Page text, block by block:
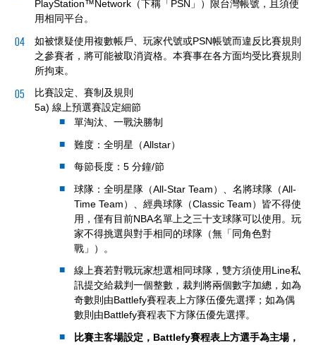
PlayStation™Network（下稱「PSN」）限台灣帳號，且須使
用相同平台。
如被懷疑使用複數帳戶、玩家代號或PSN帳號而違反比賽規則
之參賽者，將可能被取消資格。本賽事在各方面均受比賽規則
所拘束。
比賽設定、賽制及規則
5a) 線上預選賽設定細節
單淘汰、一戰決勝制
難度：全明星（Allstar）
每節長度：5 分鐘/節
球隊：全明星隊（All-Star Team）、名將球隊（All-
Time Team）、經典球隊（Classic Team）皆不得使
用，僅有目前NBA名單上之三十支球隊可以使用。玩
家不得挑選與對手相同的球隊（無「同角色對
戰」）。
線上賽若對戰玩家想選相同球隊，雙方須使用Line私
訊提交給裁判一個整數，裁判將兩個數字加總，如為
奇數則由Battlefy賽程表上方隊伍優先選擇；如為偶
數則由Battlefy賽程表下方隊伍優先選擇。
比賽主客場設定，Battlefy賽程表上方選手為主場，